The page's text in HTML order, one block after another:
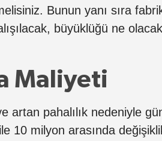
Bunun yanı sıra
büyüklüğü ne
Maliyeti
artan pahalılık nedeniyle
10 milyon arasında